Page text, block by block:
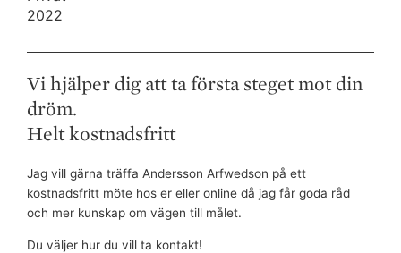
2022
Vi hjälper dig att ta första steget mot din
dröm.
Helt kostnadsfritt
Jag vill gärna träffa Andersson Arfwedson på ett
kostnadsfritt möte hos er eller online då jag får goda råd
och mer kunskap om vägen till målet.
Du väljer hur du vill ta kontakt!